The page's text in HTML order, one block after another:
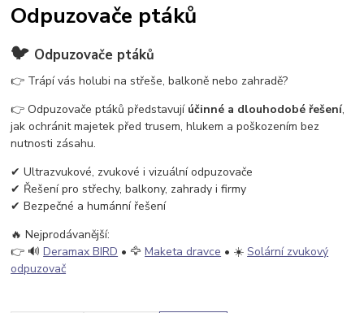
Odpuzovače ptáků
🐦 Odpuzovače ptáků
👉 Trápí vás holubi na střeše, balkoně nebo zahradě?
👉 Odpuzovače ptáků představují účinné a dlouhodobé řešení,
jak ochránit majetek před trusem, hlukem a poškozením bez
nutnosti zásahu.
✔ Ultrazvukové, zvukové i vizuální odpuzovače
✔ Řešení pro střechy, balkony, zahrady i firmy
✔ Bezpečné a humánní řešení
🔥 Nejprodávanější:
👉 🔊Deramax BIRD • 🦅Maketa dravce • ☀️Solární zvukový
odpuzovač